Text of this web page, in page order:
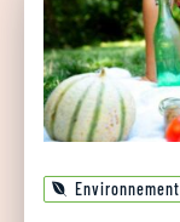
Environnement